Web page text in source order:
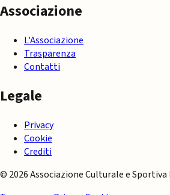
Associazione
L'Associazione
Trasparenza
Contatti
Legale
Privacy
Cookie
Crediti
© 2026 Associazione Culturale e Sportiva